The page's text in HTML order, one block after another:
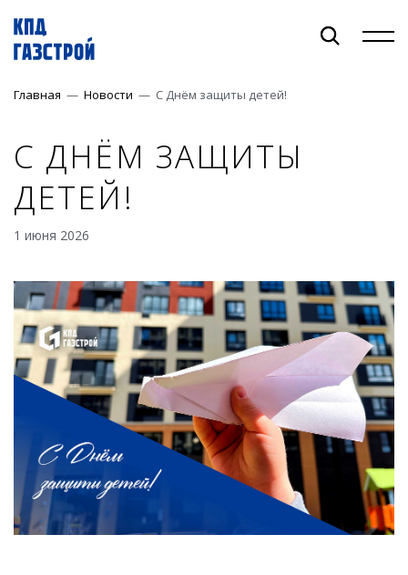
Главная — Новости — С Днём защиты детей!
С ДНЁМ ЗАЩИТЫ
ДЕТЕЙ!
1 июня 2026
ОБЪЕКТЫ
ПРОДУКЦИЯ
РИЕЛТОРАМ
БИЗНЕСУ
КОНТАКТЫ